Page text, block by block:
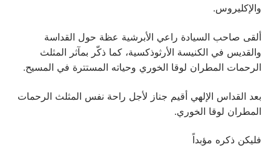
والإكليروس.
ألقى صاحب السيادة راعي الأبرشية عظة حول القداسة
والقديس في الكنيسة الأرثوذكسية، كما ذكّر بمآثر المثلث
الرحمات المطران لوقا الخوري وحياته المستترة في المسيح.
بعد القداس الإلهي أقيم جناز لأجل راحة نفس المثلث الرحمات
المطران لوقا الخوري.
فليكن ذكره مؤبداً